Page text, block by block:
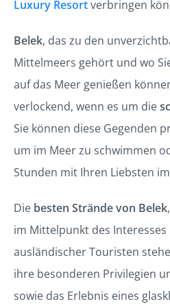
Luxury Resortverbringen
Belek, das zu den
Mittelmeers gehört und wo
auf das Meer genießen
verlockend, wenn es um die
Sie können diese Gegenden
um im Meer zu schwimmen
Stunden mit Ihren Liebsten
Die besten Strände von Belek
im Mittelpunkt des
ausländischer Touristen
ihre besonderen Privilegien
sowie das Erlebnis eines